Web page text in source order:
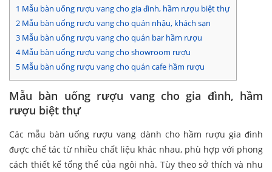
1 Mẫu bàn uống rượu vang cho gia đình, hầm rượu biệt thự
2 Mẫu bàn uống rượu vang cho quán nhậu, khách sạn
3 Mẫu bàn uống rượu vang cho quán bar hầm rượu
4Mẫu bàn uống rượu vang cho showroom rượu
5 Mẫu bàn uống rượu vang cho quán cafe hầm rượu
Mẫu bàn uống rượu vang cho gia đình, hầm
rượu biệt thự
Các mẫu bàn uống rượu vang dành cho hầm rượu gia đình
được chế tác từ nhiều chất liệu khác nhau, phù hợp với phong
cách thiết kế tổng thể của ngôi nhà. Tùy theo sở thích và nhu